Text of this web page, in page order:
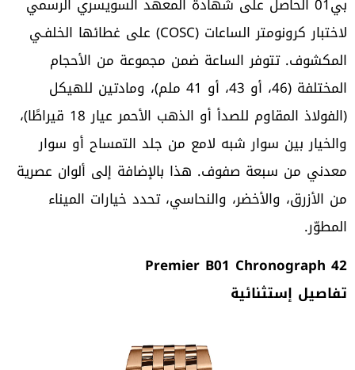
لاختبار كرونومتر الساعات (COSC) على غطائها الخلفـي
المكشوف. تتوفر الساعة ضمن مجموعة من الأحجام
المختلفة (46، أو 43، أو 41 ملم)، ومادتين للهيكل
(الفولاذ المقاوم للصدأ أو الذهب الأحمر عيار 18 قيراطًا)،
والخيار بين سوار شبه لامع من جلد التمساح أو سوار
معدني من سبعة صفوف. هذا بالإضافة إلى ألوان عصرية
من الأزرق، والأخضر، والنحاسي، تحدد خيارات الميناء
المطوّر.
Premier B01 Chronograph 42
تفاصيل إستثنائية